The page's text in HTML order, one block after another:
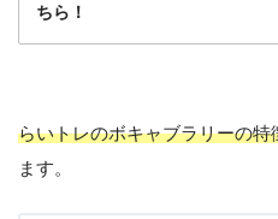
ちら！
洋画や海外ドラマももちろんい
クショーは会話がほとんど途切
らいトレのボキャブラリーの特
ます。